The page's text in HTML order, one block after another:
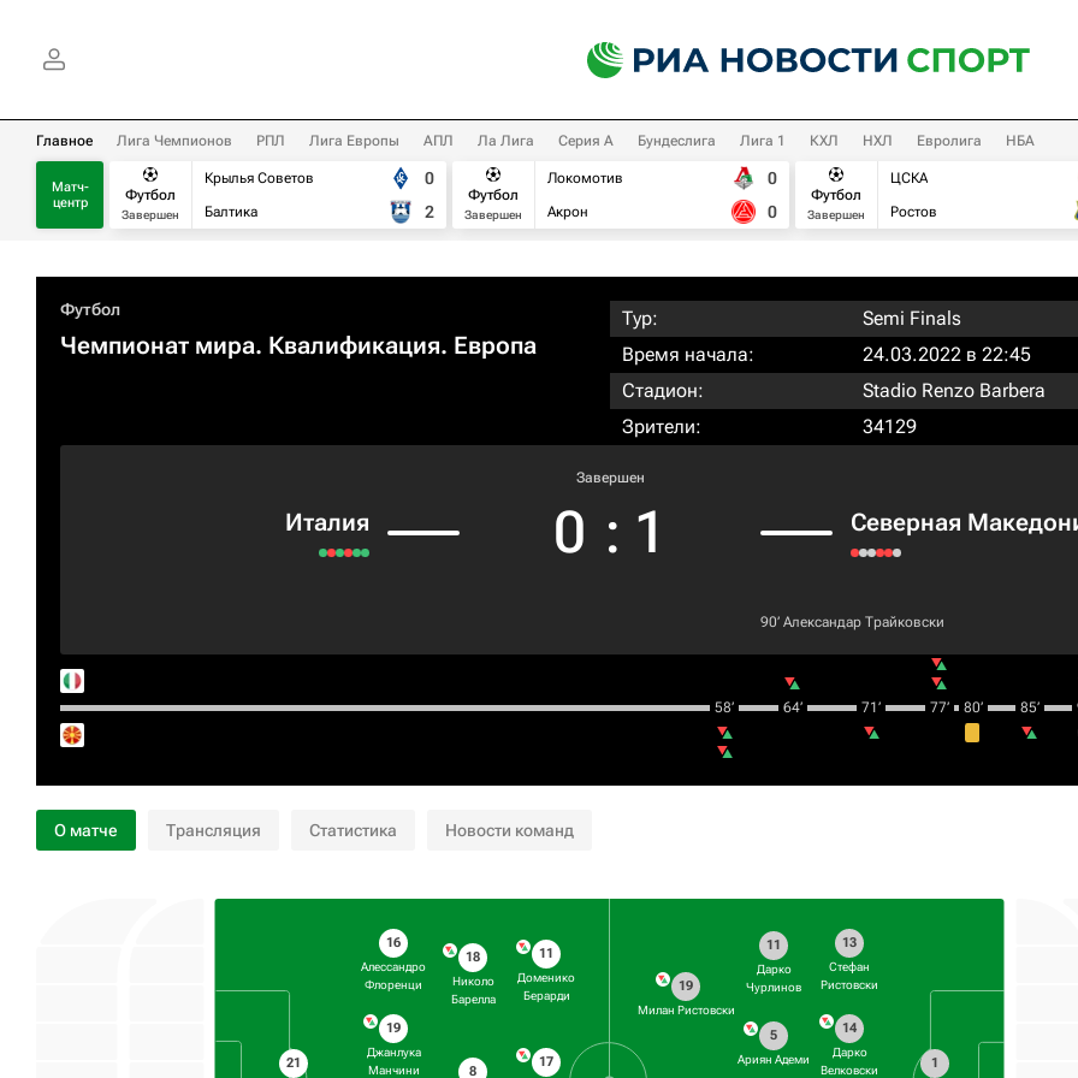
Главное Лига Чемпионов РПЛ Лига Европы АПЛ Ла Лига Серия А Бундеслига Лига 1 КХЛ НХЛ Евролига НБА
Матч-
центр
Футбол
Завершен
Крылья Советов
Балтика
0
2
Футбол
Завершен
Локомотив
Акрон
0
0
Футбол
Завершен
ЦСКА
Ростов
Футбол
Чемпионат мира. Квалификация. Европа
Тур:
Semi Finals
Время начала:
24.03.2022 в 22:45
Стадион:
Stadio Renzo Barbera
Зрители:
34129
Италия
Завершен
0 : 1 Северная
90‎’‎ Александар Трайковски
58‎’‎ 64‎’‎ 71‎’‎ 77‎’‎ 80‎’‎ 85‎’‎
О матче Трансляция Статистика Новости команд
21
16
Алессандро
Флоренци
19
Джанлука
Манчини
18
Николо
Барелла
8
11
Доменико
Берарди
17 1
13
Стефан
Ристовски
14
Дарко
Велковски
11
Дарко
Чурлинов
5
Ариян Адеми
19
Милан Ристовски